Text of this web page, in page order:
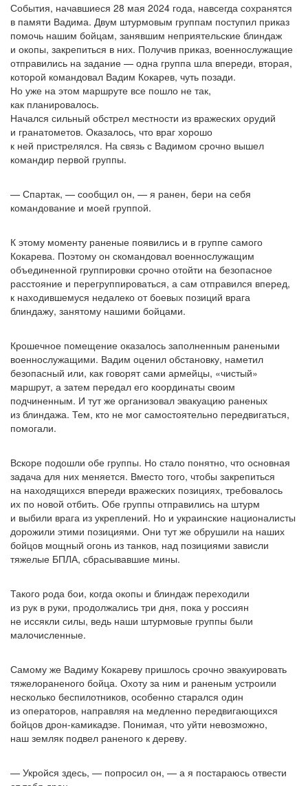
События, начавшиеся 28 мая 2024 года, навсегда сохранятся
в памяти Вадима. Двум штурмовым группам поступил приказ
помочь нашим бойцам, занявшим неприятельские блиндаж
и окопы, закрепиться в них. Получив приказ, военнослужащие
отправились на задание — одна группа шла впереди, вторая,
которой командовал Вадим Кокарев, чуть позади.
Но уже на этом маршруте все пошло не так,
как планировалось.
Начался сильный обстрел местности из вражеских орудий
и гранатометов. Оказалось, что враг хорошо
к ней пристрелялся. На связь с Вадимом срочно вышел
командир первой группы.
— Спартак, — сообщил он, — я ранен, бери на себя
командование и моей группой.
К этому моменту раненые появились и в группе самого
Кокарева. Поэтому он скомандовал военнослужащим
объединенной группировки срочно отойти на безопасное
расстояние и перегруппироваться, а сам отправился вперед,
к находившемуся недалеко от боевых позиций врага
блиндажу, занятому нашими бойцами.
Крошечное помещение оказалось заполненным ранеными
военнослужащими. Вадим оценил обстановку, наметил
безопасный или, как говорят сами армейцы, «чистый»
маршрут, а затем передал его координаты своим
подчиненным. И тут же организовал эвакуацию раненых
из блиндажа. Тем, кто не мог самостоятельно передвигаться,
помогали.
Вскоре подошли обе группы. Но стало понятно, что основная
задача для них меняется. Вместо того, чтобы закрепиться
на находящихся впереди вражеских позициях, требовалось
их по новой отбить. Обе группы отправились на штурм
и выбили врага из укреплений. Но и украинские националисты
дорожили этими позициями. Они тут же обрушили на наших
бойцов мощный огонь из танков, над позициями зависли
тяжелые БПЛА, сбрасывавшие мины.
Такого рода бои, когда окопы и блиндаж переходили
из рук в руки, продолжались три дня, пока у россиян
не иссякли силы, ведь наши штурмовые группы были
малочисленные.
Самому же Вадиму Кокареву пришлось срочно эвакуировать
тяжелораненого бойца. Охоту за ним и раненым устроили
несколько беспилотников, особенно старался один
из операторов, направляя на медленно передвигающихся
бойцов дрон-камикадзе. Понимая, что уйти невозможно,
наш земляк подвел раненого к дереву.
— Укройся здесь, — попросил он, — а я постараюсь отвести